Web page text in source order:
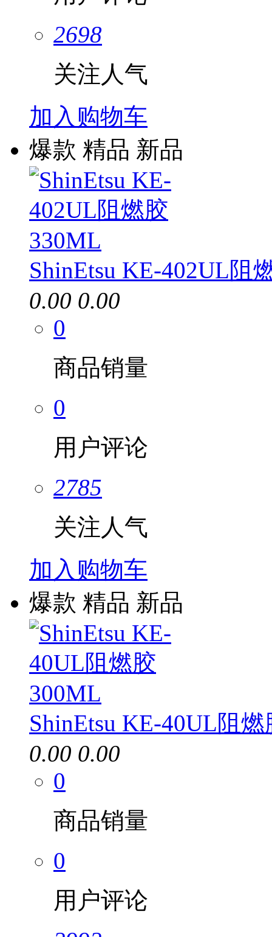
2698
关注人气
加入购物车
爆款 精品 新品
ShinEtsu KE-402UL阻
0.00 0.00
0
商品销量
0
用户评论
2785
关注人气
加入购物车
爆款 精品 新品
ShinEtsu KE-40UL阻
0.00 0.00
0
商品销量
0
用户评论